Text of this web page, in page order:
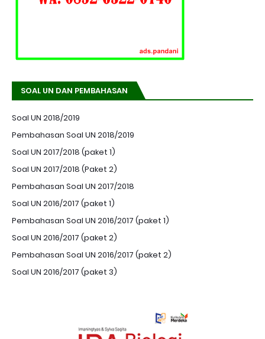
SOAL UN DAN PEMBAHASAN
Soal UN 2018/2019
Pembahasan Soal UN 2018/2019
Soal UN 2017/2018 (paket 1)
Soal UN 2017/2018 (Paket 2)
Pembahasan Soal UN 2017/2018
Soal UN 2016/2017 (paket 1)
Pembahasan Soal UN 2016/2017 (paket 1)
Soal UN 2016/2017 (paket 2)
Pembahasan Soal UN 2016/2017 (paket 2)
Soal UN 2016/2017 (paket 3)